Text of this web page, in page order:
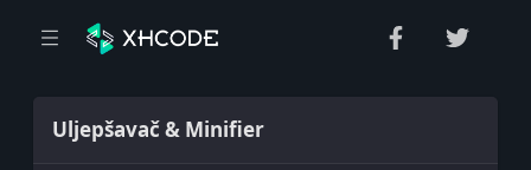
Uljepšavač & Minifier